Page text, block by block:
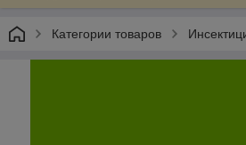
Категории товаров